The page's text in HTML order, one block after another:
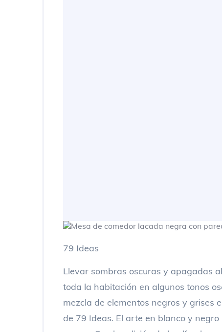
79 Ideas
Llevar sombras oscuras y apagadas
toda la habitación en algunos tonos
mezcla de elementos negros y grises
de 79 Ideas. El arte en blanco y